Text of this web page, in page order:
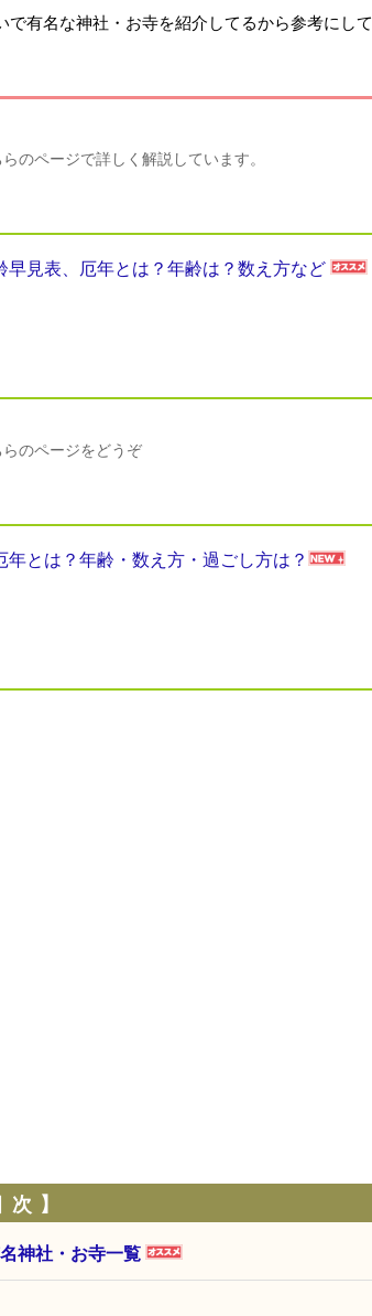
で有名な神社・お寺を紹介 してるから参考にして
のページで詳しく解説しています。
早見表、厄年とは？年齢は？数え方など
のページをどうぞ
とは？年齢・数え方・過ごし方は？
次 】
神社・お寺一覧